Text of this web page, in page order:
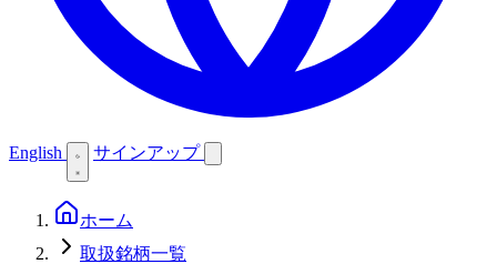
English サインアップ
ホーム
取扱銘柄一覧